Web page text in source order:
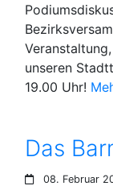
unseren
19.00 Uhr!
Das
08. Februar